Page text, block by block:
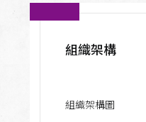
聞傳播、跨國商
組織架構
組織架構圖